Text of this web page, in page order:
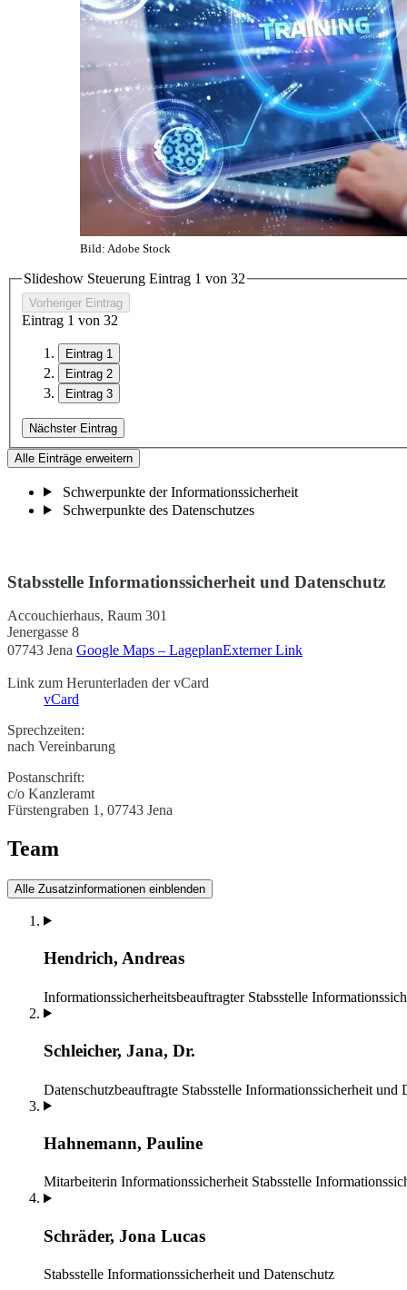
Bild: Adobe Stock
Slideshow Steuerung Eintrag 1 von 32
Vorheriger Eintrag
Eintrag 1 von 32
Eintrag 1
Eintrag 2
Eintrag 3
Nächster Eintrag
Alle Einträge erweitern
Schwerpunkte der Informationssicherheit
Schwerpunkte des Datenschutzes
Stabsstelle Informationssicherheit und Datenschutz
Accouchierhaus, Raum 301
Jenergasse 8
07743 Jena Google Maps – LageplanExterner Link
Link zum Herunterladen der vCard
vCard
Sprechzeiten:
nach Vereinbarung
Postanschrift:
c/o Kanzleramt
Fürstengraben 1, 07743 Jena
Team
Alle Zusatzinformationen einblenden
Hendrich, Andreas
Informationssicherheitsbeauftragter Stabsstelle
Schleicher, Jana, Dr.
Datenschutzbeauftragte Stabsstelle Informationssicherheit und
Hahnemann, Pauline
Mitarbeiterin Informationssicherheit Stabsstelle
Schräder, Jona Lucas
Stabsstelle Informationssicherheit und Datenschutz